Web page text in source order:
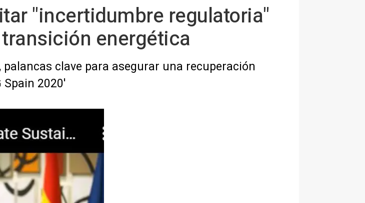
"incertidumbre regulatoria"
energética
clave para asegurar una recuperación
Spain 2020'